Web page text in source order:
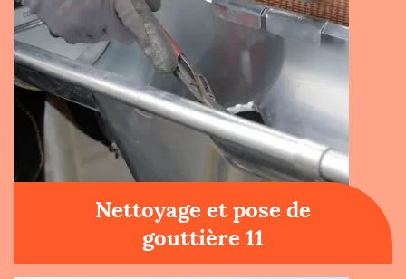
Nettoyage et pose de
gouttière 11